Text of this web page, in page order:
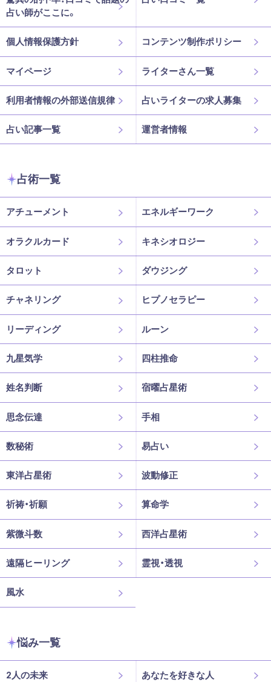
占い師がここに。
個人情報保護方針 コンテンツ制作ポリシー
マイページ ライターさん一覧
利用者情報の外部送信規律 占いライターの求人募集
占い記事一覧 運営者情報
占術一覧
アチューメント エネルギーワーク
オラクルカード キネシオロジー
タロット ダウジング
チャネリング ヒプノセラピー
リーディング ルーン
九星気学 四柱推命
姓名判断 宿曜占星術
思念伝達 手相
数秘術 易占い
東洋占星術 波動修正
祈祷・祈願 算命学
紫微斗数 西洋占星術
遠隔ヒーリング 霊視・透視
風水
悩み一覧
2人の未来 あなたを好きな人